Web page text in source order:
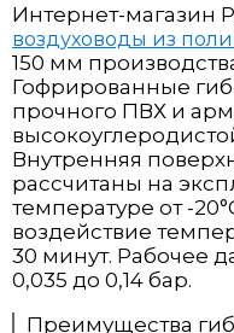
Интернет-магазин
воздуховоды из
150 мм
Гофрированные
прочного ПВХ и
Внутренняя
рассчитаны на
температуре от -
воздействие
30 минут. Рабочее
0,035 до 0,14 бар.
Преимущества